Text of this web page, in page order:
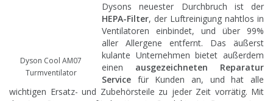
Dyson Cool AM07
Turmventilator
Dysons neuester Durchbruch ist der
HEPA-Filter, der Luftreinigung nahtlos in
Ventilatoren einbindet, und über 99%
aller Allergene entfernt. Das äußerst
kulante Unternehmen bietet außerdem
einen ausgezeichneten Reparatur
Service für Kunden an, und hat alle
wichtigen Ersatz- und Zubehörsteile zu jeder Zeit vorrätig. Mit